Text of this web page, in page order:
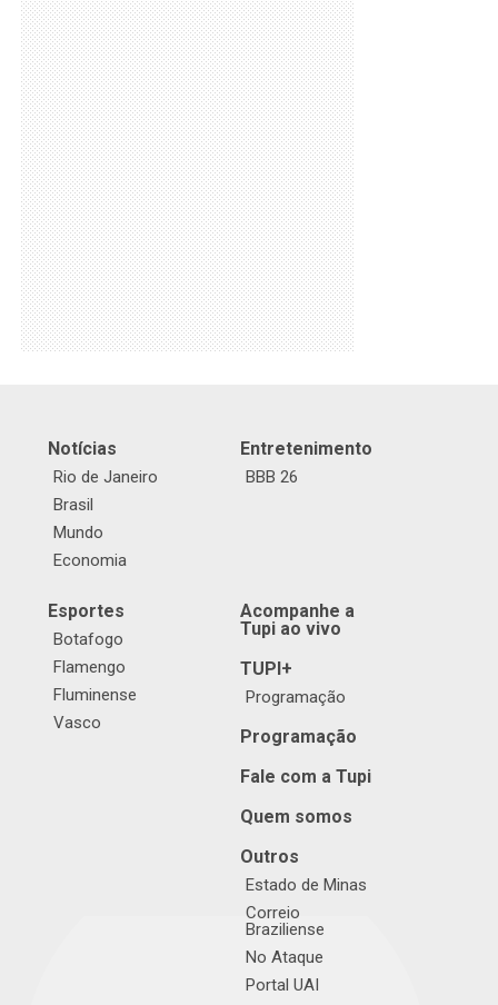
Notícias
Rio de Janeiro
Brasil
Mundo
Economia
Entretenimento
BBB 26
Esportes
Botafogo
Flamengo
Fluminense
Vasco
Acompanhe a
Tupi ao vivo
TUPI+
Programação
Programação
Fale com a Tupi
Quem somos
Outros
Estado de Minas
Correio
Braziliense
No Ataque
Portal UAI